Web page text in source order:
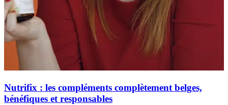
Nutrifix : les compléments complètement belges,
bénéfiques et responsables